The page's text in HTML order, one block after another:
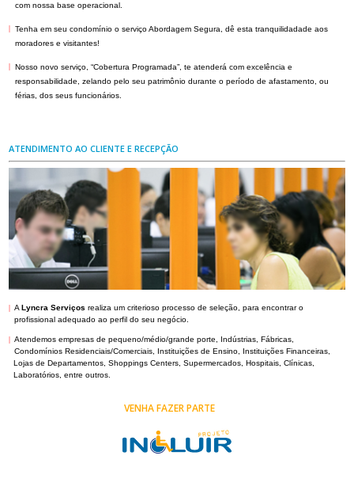
com nossa base operacional.
| Tenha em seu condomínio o serviço Abordagem Segura, dê esta tranquilidadade aos
moradores e visitantes!
| Nosso novo serviço, “Cobertura Programada”, te atenderá com excelência e
responsabilidade, zelando pelo seu patrimônio durante o período de afastamento, ou
férias, dos seus funcionários.
ATENDIMENTO AO CLIENTE E RECEPÇÃO
| ALyncra Serviços realiza um criterioso processo de seleção, para encontrar o
profissional adequado ao perfil do seu negócio.
| Atendemos empresas de pequeno/médio/grande porte, Indústrias, Fábricas,
Condomínios Residenciais/Comerciais, Instituições de Ensino, Instituições Financeiras,
Lojas de Departamentos, Shoppings Centers, Supermercados, Hospitais, Clínicas,
Laboratórios, entre outros.
VENHA FAZER PARTE